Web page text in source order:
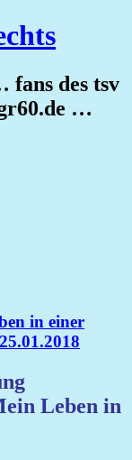
fans des tsv
…
in einer
Leben in